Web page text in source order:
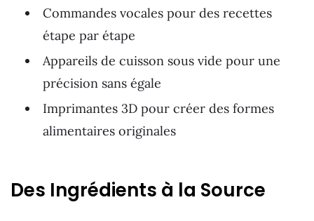
Commandes vocales pour des recettes
étape par étape
Appareils de cuisson sous vide pour une
précision sans égale
Imprimantes 3D pour créer des formes
alimentaires originales
Des Ingrédients à la Source